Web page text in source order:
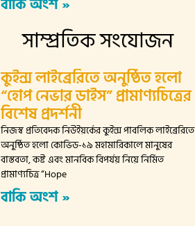
বাকি অংশ »
সাম্প্রতিক সংযোজন
কুইন্স লাইব্রেরিতে অনুষ্ঠিত হলো
“হোপ নেভার ডাইস” প্রামাণ্যচিত্রের
বিশেষ প্রদর্শনী
নিজস্ব প্রতিবেদক নিউইয়র্কের কুইন্স পাবলিক লাইব্রেরিতে
অনুষ্ঠিত হলো কোভিড-১৯ মহামারিকালে মানুষের
বাস্তবতা, কষ্ট এবং মানবিক বিপর্যয় নিয়ে নির্মিত
প্রামাণ্যচিত্র “Hope
বাকি অংশ »